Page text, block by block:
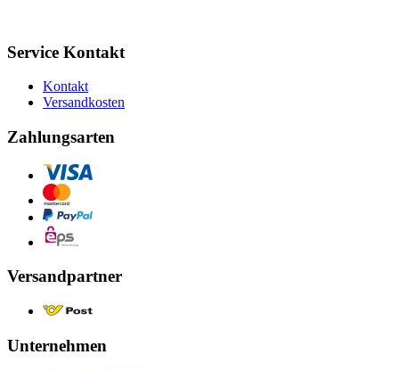
Service Kontakt
Kontakt
Versandkosten
Zahlungsarten
Versandpartner
Unternehmen